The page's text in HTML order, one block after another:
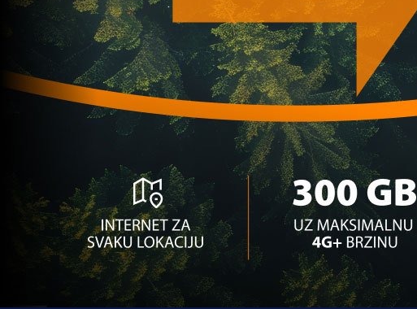
1 sedmica 6 dan
A Selekcija
Ovo niko nije očekivao:
Nikola Vasilj iznenadio
izborom novog kluba!
A Selekcija
Jovo Lukić ima novi klub:
Trener Cluja praktično
potvrdio veliki transfer!
4 dan 17 h
A Selekcija